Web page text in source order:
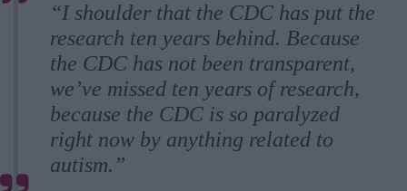
“I shoulder that the CDC has put the
research ten years behind. Because
the CDC has not been transparent,
we’ve missed ten years of research,
because the CDC is so paralyzed
right now by anything related to
autism.”